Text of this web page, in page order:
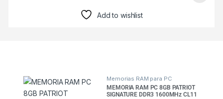
Add to wishlist
Memorias RAM para PC
MEMORIA RAM PC 8GB PATRIOT
SIGNATURE DDR3 1600MHz CL11